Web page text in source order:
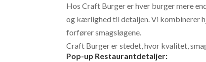
Hos Craft Burger er hver burger mere
og kærlighed til detaljen. Vi kombinerer
forfører smagsløgene.
Craft Burger er stedet, hvor kvalitet,
Pop-up Restaurantdetaljer: